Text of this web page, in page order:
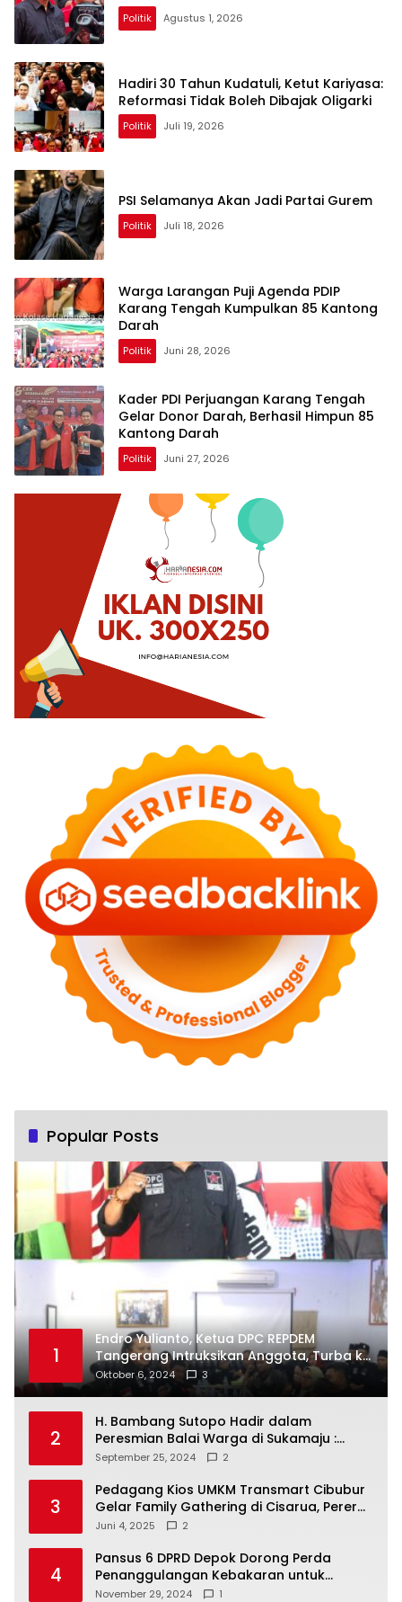
Politik Agustus 1, 2026
Hadiri 30 Tahun Kudatuli, Ketut Kariyasa:
Reformasi Tidak Boleh Dibajak Oligarki
Politik Juli 19, 2026
PSI Selamanya Akan Jadi Partai Gurem
Politik Juli 18, 2026
Warga Larangan Puji Agenda PDIP
Karang Tengah Kumpulkan 85 Kantong
Darah
Politik Juni 28, 2026
Kader PDI Perjuangan Karang Tengah
Gelar Donor Darah, Berhasil Himpun 85
Kantong Darah
Politik Juni 27, 2026
Popular Posts
1
Endro Yulianto, Ketua DPC REPDEM
Tangerang Intruksikan Anggota, Turba ke
Masyarakat Dan Jalani Apa Yang di
Putuskan RAKERCABSUS
Oktober 6, 2024 3
2
H. Bambang Sutopo Hadir dalam
Peresmian Balai Warga di Sukamaju :
Wadah Baru untuk Kolaborasi dan
September 25, 2024 2
3
Pedagang Kios UMKM Transmart Cibubur
Gelar Family Gathering di Cisarua, Pererat
Silaturahmi dan Kekompakan
Juni 4, 2025 2
4
Pansus 6 DPRD Depok Dorong Perda
Penanggulangan Kebakaran untuk
Keselamatan Warga
November 29, 2024 1